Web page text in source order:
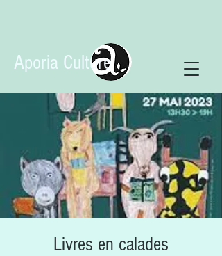
Aporia Culture
Livres en calades